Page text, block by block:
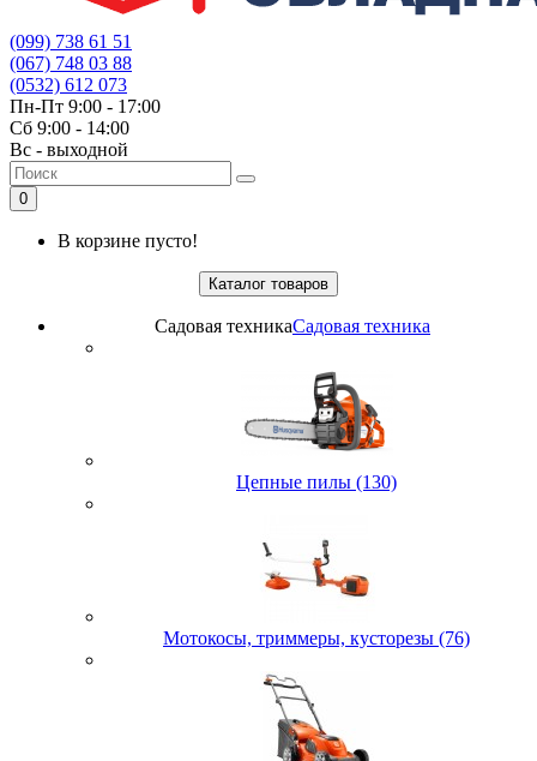
(099) 738 61 51
(067) 748 03 88
(0532) 612 073
Пн-Пт 9:00 - 17:00
Сб 9:00 - 14:00
Вс - выходной
0
В корзине пусто!
Каталог товаров
Садовая техникаСадовая техника
Цепные пилы (130)
Мотокосы, триммеры, кусторезы (76)